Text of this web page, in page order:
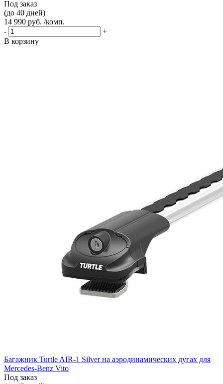
Под заказ
(до 40 дней)
14 990 руб. /комп.
-
+
В корзину
Багажник Turtle AIR-1 Silver на аэродинамических дугах для
Mercedes-Benz Vito
Под заказ